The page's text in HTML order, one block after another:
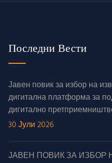
Последни Вести
Јавен повик за избор на
дигитална платформа за
дигитално
30 Јули 2026
ЈАВЕН ПОВИК ЗА